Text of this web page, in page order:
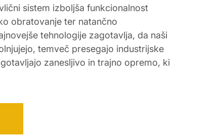
sistem izboljša funkcionalnost
obratovanje ter natančno
tehnologije zagotavlja, da naši
temveč presegajo industrijske
zanesljivo in trajno opremo, ki